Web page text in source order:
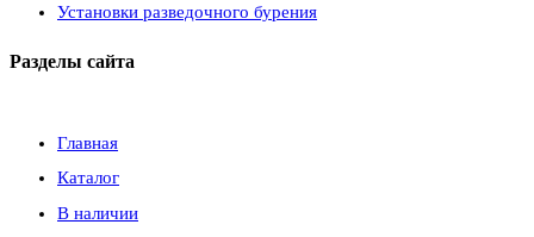
Установки разведочного бурения
Разделы сайта
Главная
Каталог
В наличии